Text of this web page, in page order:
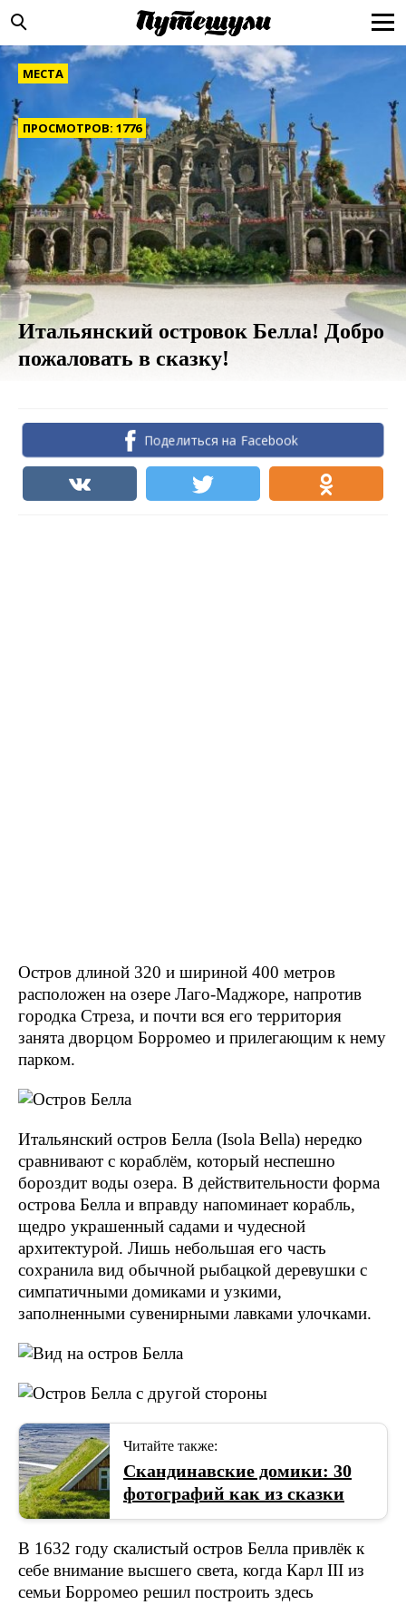
МЕСТА
ПРОСМОТРОВ: 1776
Итальянский островок Белла! Добро
пожаловать в сказку!
Поделиться на Facebook
Остров длиной 320 и шириной 400 метров
расположен на озере Лаго-Маджоре, напротив
городка Стреза, и почти вся его территория
занята дворцом Борромео и прилегающим к нему
парком.
Итальянский остров Белла (Isola Bella) нередко
сравнивают с кораблём, который неспешно
бороздит воды озера. В действительности форма
острова Белла и вправду напоминает корабль,
щедро украшенный садами и чудесной
архитектурой. Лишь небольшая его часть
сохранила вид обычной рыбацкой деревушки с
симпатичными домиками и узкими,
заполненными сувенирными лавками улочками.
Читайте также:
Скандинавские домики: 30
фотографий как из сказки
В 1632 году скалистый остров Белла привлёк к
себе внимание высшего света, когда Карл III из
семьи Борромео решил построить здесь